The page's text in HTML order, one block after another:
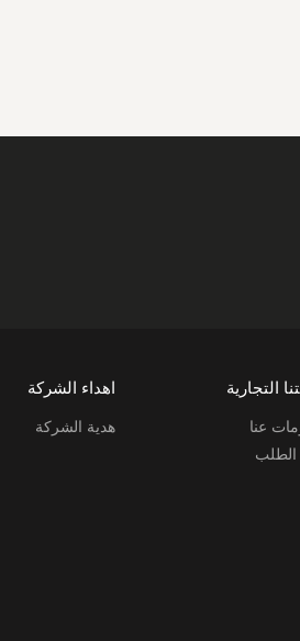
التجارية
عنا
الطلب
اهداء الشركة
هدية الشركة